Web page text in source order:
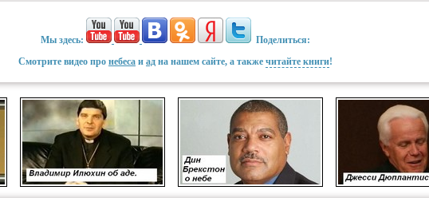
Мы здесь:
Поделиться:
Смотрите видео про небеса и ад на нашем сайте, а также читайте книги!